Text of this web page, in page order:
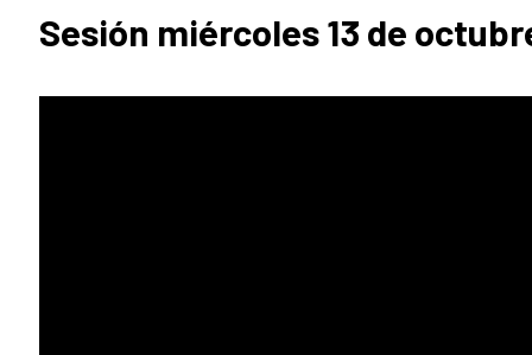
Sesión miércoles 13 de